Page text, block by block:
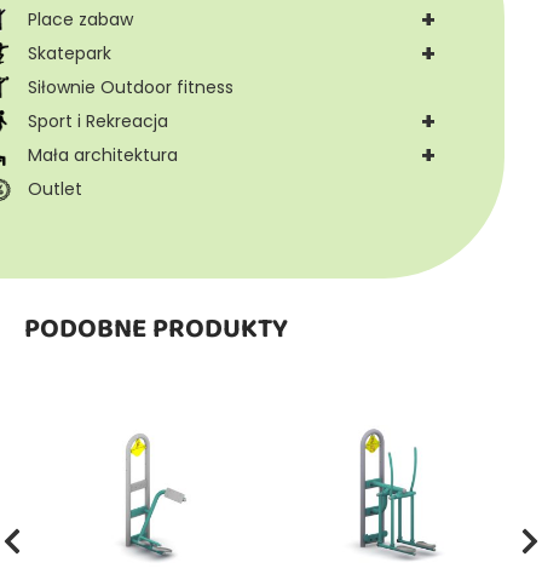
+
Place zabaw
+
Skatepark
Siłownie Outdoor fitness
+
Sport i Rekreacja
+
Mała architektura
Outlet
PODOBNE PRODUKTY